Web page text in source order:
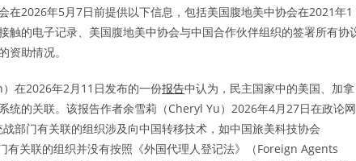
2026年5月7日前提供以下信息，包括美国腹地美中协会在2021年1
触的电子记录、美国腹地美中协会与中国合作伙伴组织的签署所有协
助情况。
在2026年2月11日发布的一份报告中认为，民主国家中的美国、加拿
统的关联。该报告作者余雪莉（Cheryl Yu）2026年4月27日在政论网
部门有关联的组织涉及向中国转移技术，如中国旅美科技协会
有关联的组织并没有按照《外国代理人登记法》（Foreign Agents